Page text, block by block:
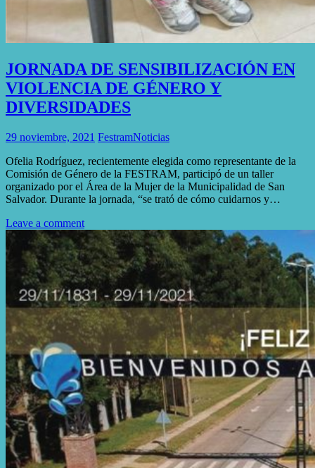
JORNADA DE SENSIBILIZACIÓN EN
VIOLENCIA DE GÉNERO Y
DIVERSIDADES
29 noviembre, 2021 FestramNoticias
Ofelia Rodríguez, recientemente elegida como representante de la
Comisión de Género de la FESTRAM, participó de un taller
organizado por el Área de la Mujer de la Municipalidad de San
Salvador. Durante la jornada, “se trató de cómo cuidarnos y…
Leave a comment